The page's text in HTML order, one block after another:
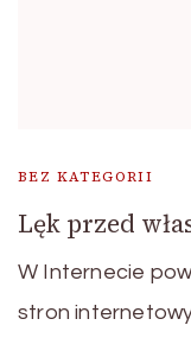
BEZ KATEGORII
Lęk przed
W Internecie
stron